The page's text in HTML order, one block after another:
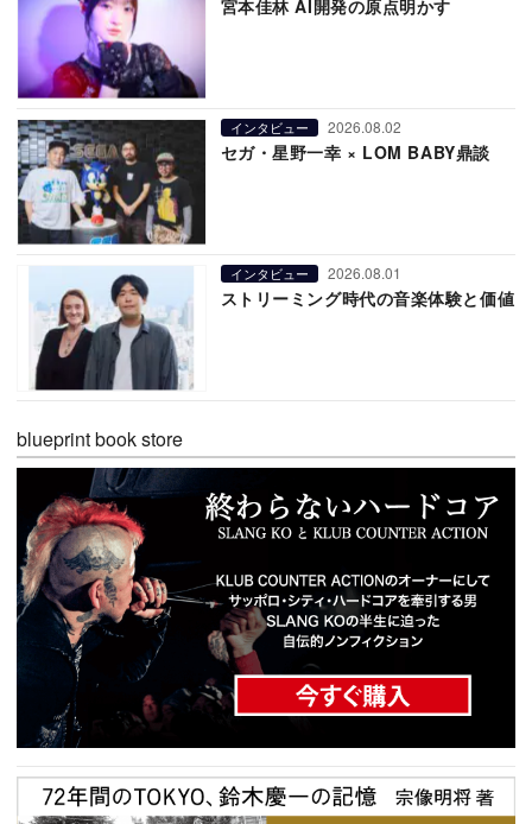
宮本佳林 AI開発の原点明かす
インタビュー 2026.08.02
セガ・星野一幸 × LOM BABY鼎談
インタビュー 2026.08.01
ストリーミング時代の音楽体験と価値
blueprint book store